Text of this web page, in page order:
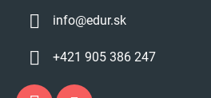
info@edur.sk
+421 905 386 247